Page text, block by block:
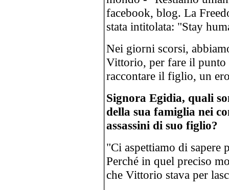
facebook, blog. La
stata intitolata: "Stay
Nei giorni scorsi,
Vittorio, per fare il punto
raccontare il figlio, un
Signora Egidia, quali
della sua famiglia nei
assassini di suo figlio?
"Ci aspettiamo di sapere
Perché in quel preciso
che Vittorio stava per